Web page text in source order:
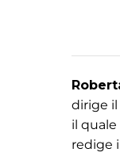
dirige
il
redige